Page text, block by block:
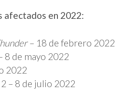
afectados en 2022:
– 18 de febrero 2022
8 de mayo 2022
2022
2 – 8 de julio 2022